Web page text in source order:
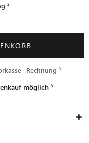
Rechnung
möglich